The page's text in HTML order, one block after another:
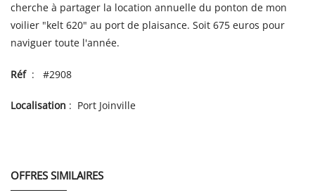
cherche à partager la location annuelle du ponton de mon
voilier "kelt 620" au port de plaisance. Soit 675 euros pour
naviguer toute l'année.
Réf: #2908
Localisation : Port Joinville
OFFRES SIMILAIRES